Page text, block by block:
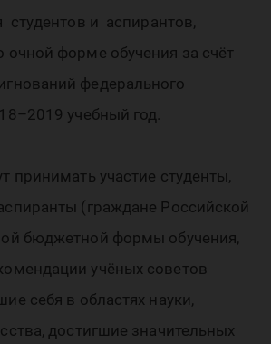
и аспирантов,
очной форме обучения за счёт
федерального
учебный год.
принимать участие студенты,
(граждане Российской
бюджетной формы обучения,
учёных советов
себя в областях науки,
достигшие значительных